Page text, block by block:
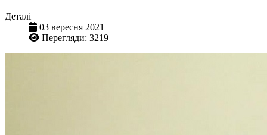
Деталі
03 вересня 2021
Перегляди: 3219